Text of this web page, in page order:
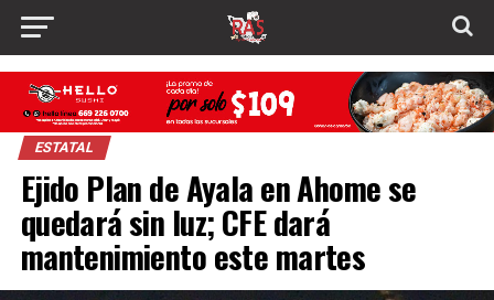
ESTATAL
Ejido Plan de Ayala en Ahome se
quedará sin luz; CFE dará
mantenimiento este martes